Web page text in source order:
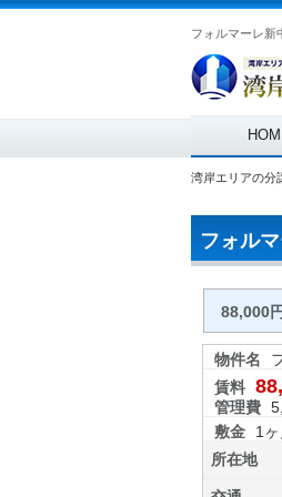
フォルマーレ新
Main menu
湾岸エリアの分
フォル
88,000
物件名
賃料
管理費
敷金
1ヶ
所在地